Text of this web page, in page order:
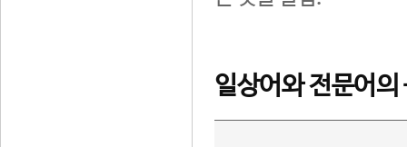
일상어와 전문어의